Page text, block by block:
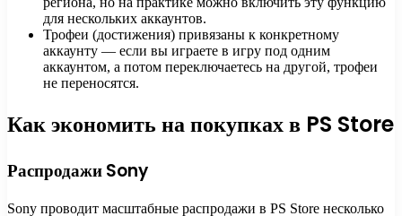
для нескольких аккаунтов.
Трофеи (достижения) привязаны к конкретному
аккаунту — если вы играете в игру под одним
аккаунтом, а потом переключаетесь на другой, трофеи
не переносятся.
Как экономить на покупках в PS Store
Распродажи Sony
Sony проводит масштабные распродажи в PS Store несколько